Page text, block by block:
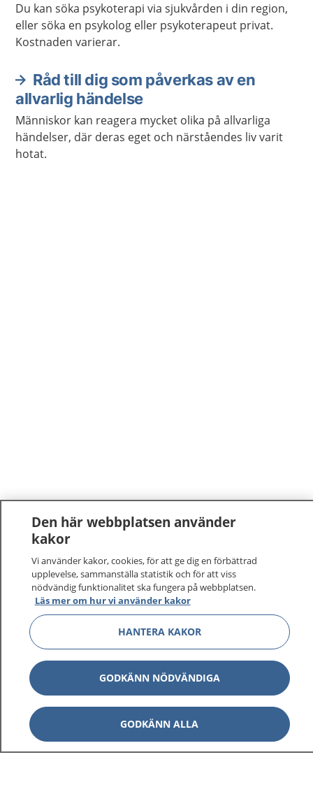
Du kan söka psykoterapi via sjukvården i din region,
eller söka en psykolog eller psykoterapeut privat.
Kostnaden varierar.
Råd till dig som påverkas av en
allvarlig händelse
Människor kan reagera mycket olika på allvarliga
händelser, där deras eget och närståendes liv varit
hotat.
Den här webbplatsen använder
kakor
Vi använder kakor, cookies, för att ge dig en förbättrad
upplevelse, sammanställa statistik och för att viss
nödvändig funktionalitet ska fungera på webbplatsen.
Läs mer om hur vi använder kakor
HANTERA KAKOR
GODKÄNN NÖDVÄNDIGA
GODKÄNN ALLA